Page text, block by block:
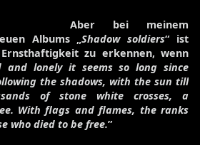
Aber bei meinem
Albums „Shadow soldiers“ ist
zu erkennen, wenn
and lonely it seems so long since
the shadows, with the sun till
of stone white crosses, a
With flags and flames, the ranks
who died to be free.”